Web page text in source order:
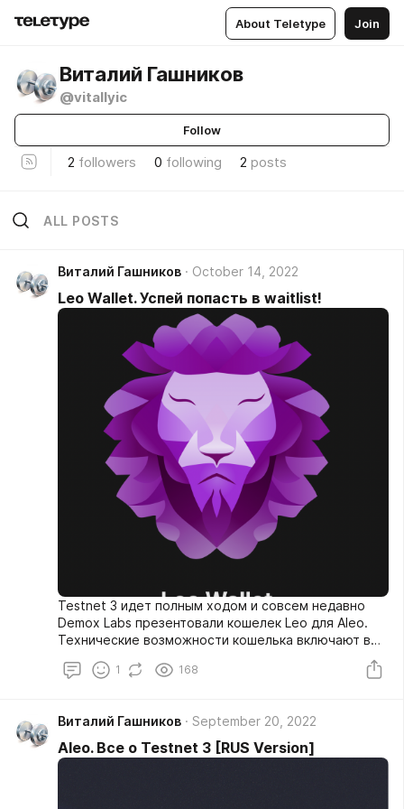
About Teletype Join
Виталий Гашников
@vitallyic
Follow
2 followers 0 following 2 posts
ALL POSTS
Виталий Гашников October 14, 2022
Leo Wallet. Успей попасть в waitlist!
Testnet 3 идет полным ходом и совсем недавно
Demox Labs презентовали кошелек Leo для Aleo.
Технические возможности кошелька включают в
1 168
Виталий Гашников September 20, 2022
Aleo. Все о Testnet 3 [RUS Version]